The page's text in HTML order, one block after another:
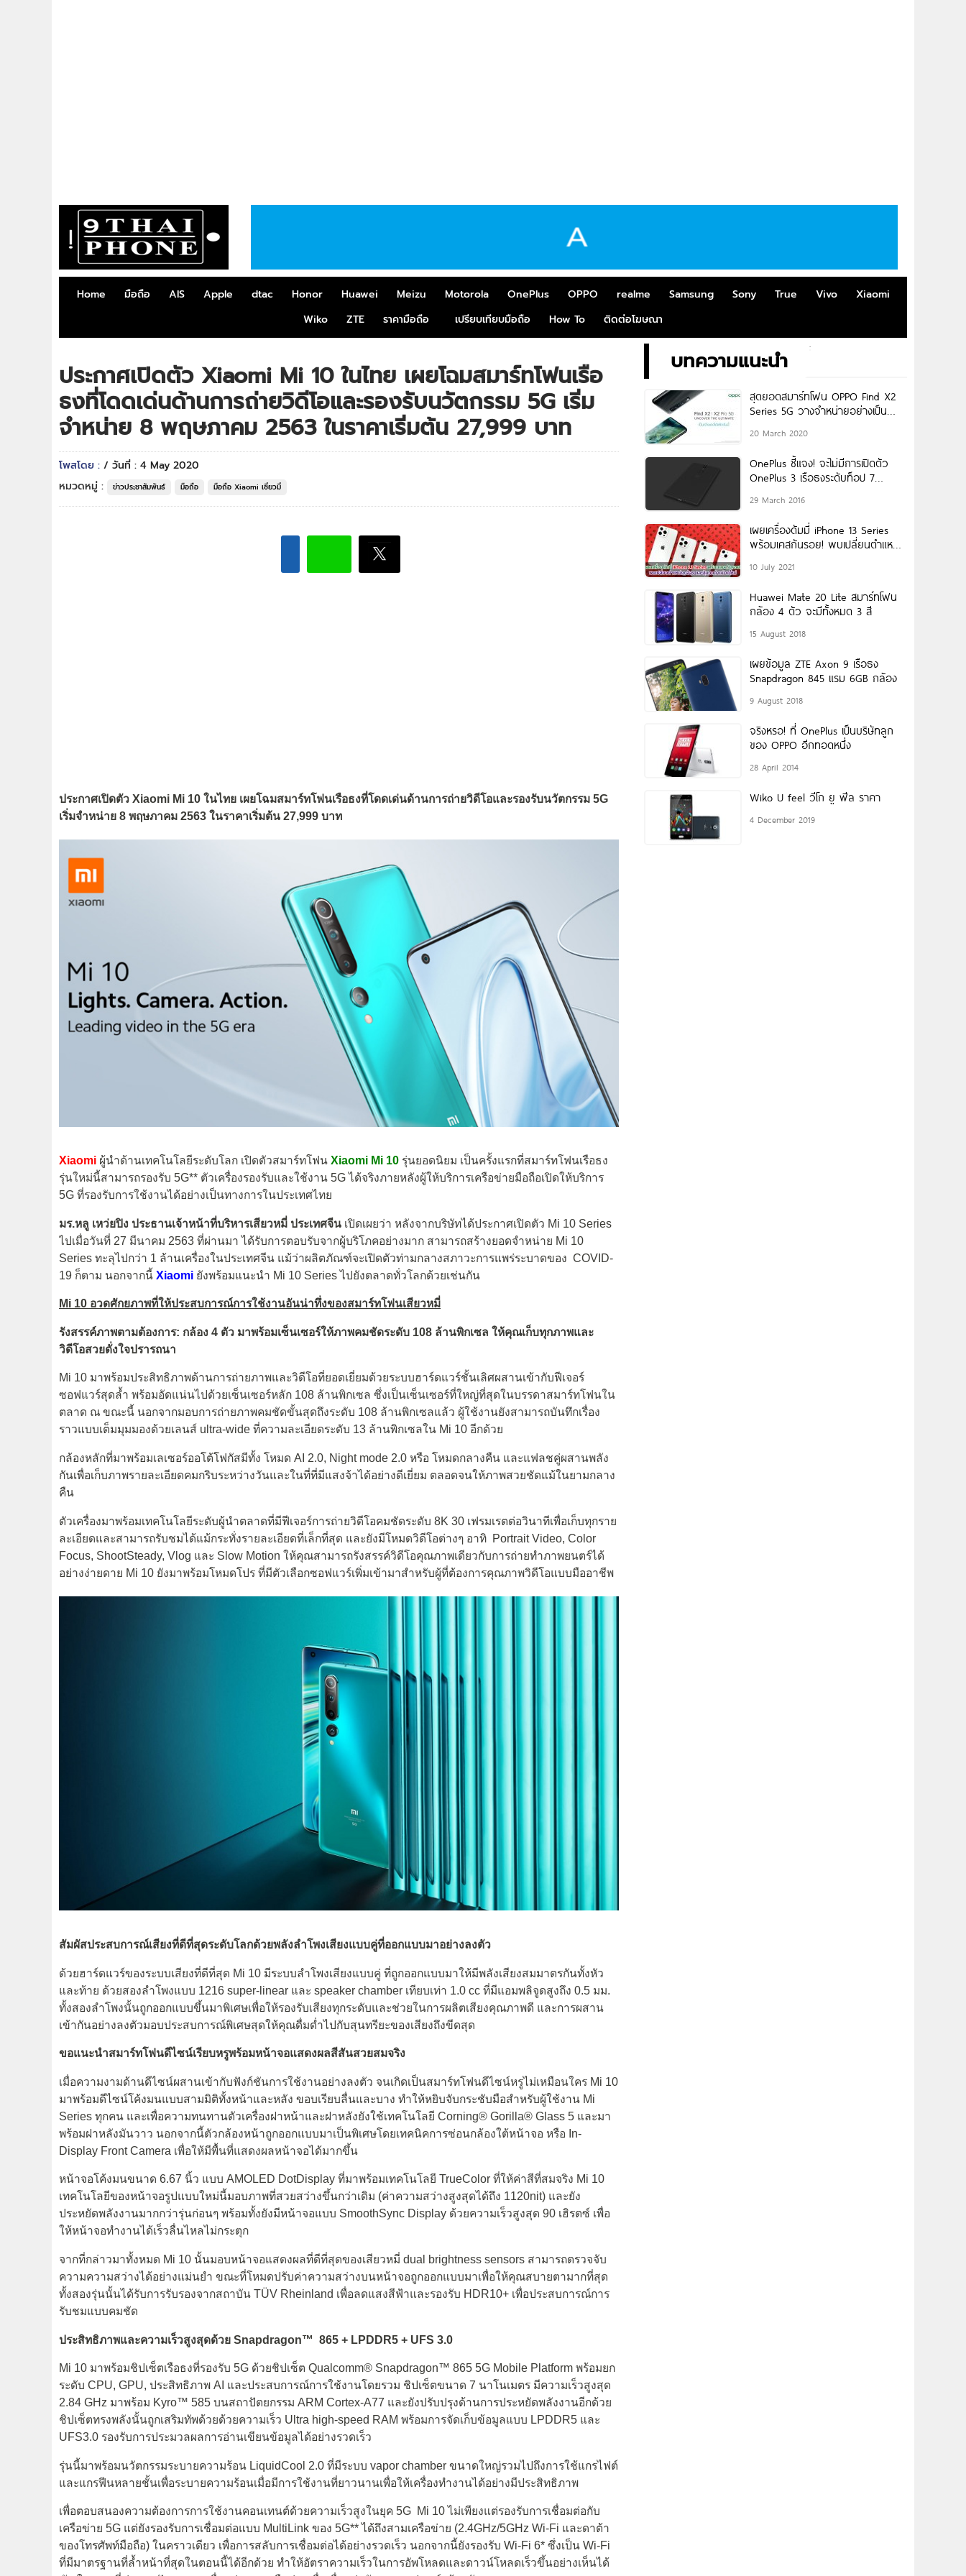
Home มือถือ AIS Apple dtac Honor Huawei Meizu Motorola OnePlus OPPO realme Samsung Sony True Vivo
Xiaomi
Wiko
ZTE ราคามือถือ เปรียบเทียบมือถือ How To ติดต่อโฆษณา
ประกาศเปิดตัว Xiaomi Mi 10 ในไทย เผยโฉมสมาร์ทโฟนเรือ
ธงที่โดดเด่นด้านการถ่ายวิดีโอและรองรับนวัตกรรม 5G เริ่ม
จำหน่าย 8 พฤษภาคม 2563 ในราคาเริ่มต้น 27,999 บาท
โพสโดย : / วันที่ : 4 May 2020
หมวดหมู่ :
ข่าวประชาสัมพันธ์ มือถือ มือถือ Xiaomi เซี่ยวมี่
ประกาศเปิดตัว Xiaomi Mi 10 ในไทย เผยโฉมสมาร์ทโฟนเรือธงที่โดดเด่นด้านการถ่ายวิดีโอและรองรับนวัตกรรม 5G
เริ่มจำหน่าย 8 พฤษภาคม 2563 ในราคาเริ่มต้น 27,999 บาท
Xiaomi ผู้นำด้านเทคโนโลยีระดับโลก เปิดตัวสมาร์ทโฟน Xiaomi Mi 10 รุ่นยอดนิยม เป็นครั้งแรกที่สมาร์ทโฟนเรือธง
รุ่นใหม่นี้สามารถรองรับ 5G** ตัวเครื่องรองรับและใช้งาน 5G ได้จริงภายหลังผู้ให้บริการเครือข่ายมือถือเปิดให้บริการ
5G ที่รองรับการใช้งานได้อย่างเป็นทางการในประเทศไทย
มร.หลู เหว่ยปิง ประธานเจ้าหน้าที่บริหารเสียวหมี่ ประเทศจีน เปิดเผยว่า หลังจากบริษัทได้ประกาศเปิดตัว Mi 10 Series
ไปเมื่อวันที่ 27 มีนาคม 2563 ที่ผ่านมา ได้รับการตอบรับจากผู้บริโภคอย่างมาก สามารถสร้างยอดจำหน่าย Mi 10
Series ทะลุไปกว่า 1 ล้านเครื่องในประเทศจีน แม้ว่าผลิตภัณฑ์จะเปิดตัวท่ามกลางสภาวะการแพร่ระบาดของ COVID-
19 ก็ตาม นอกจากนี้ Xiaomi ยังพร้อมแนะนำ Mi 10 Series ไปยังตลาดทั่วโลกด้วยเช่นกัน
Mi 10 อวดศักยภาพที่ให้ประสบการณ์การใช้งานอันน่าทึ่งของสมาร์ทโฟนเสียวหมี่
รังสรรค์ภาพตามต้องการ: กล้อง 4 ตัว มาพร้อมเซ็นเซอร์ให้ภาพคมชัดระดับ 108 ล้านพิกเซล ให้คุณเก็บทุกภาพและ
วิดีโอสวยดั่งใจปรารถนา
Mi 10 มาพร้อมประสิทธิภาพด้านการถ่ายภาพและวิดีโอที่ยอดเยี่ยมด้วยระบบฮาร์ดแวร์ชั้นเลิศผสานเข้ากับฟีเจอร์
ซอฟแวร์สุดล้ำ พร้อมอัดแน่นไปด้วยเซ็นเซอร์หลัก 108 ล้านพิกเซล ซึ่งเป็นเซ็นเซอร์ที่ใหญ่ที่สุดในบรรดาสมาร์ทโฟนใน
ตลาด ณ ขณะนี้ นอกจากมอบการถ่ายภาพคมชัดขั้นสุดถึงระดับ 108 ล้านพิกเซลแล้ว ผู้ใช้งานยังสามารถบันทึกเรื่อง
ราวแบบเต็มมุมมองด้วยเลนส์ ultra-wide ที่ความละเอียดระดับ 13 ล้านพิกเซลใน Mi 10 อีกด้วย
กล้องหลักที่มาพร้อมเลเซอร์ออโต้โฟกัสมีทั้ง โหมด AI 2.0, Night mode 2.0 หรือ โหมดกลางคืน และแฟลชคู่ผสานพลัง
กันเพื่อเก็บภาพรายละเอียดคมกริบระหว่างวันและในที่ที่มีแสงจ้าได้อย่างดีเยี่ยม ตลอดจนให้ภาพสวยชัดแม้ในยามกลาง
คืน
ตัวเครื่องมาพร้อมเทคโนโลยีระดับผู้นำตลาดที่มีฟีเจอร์การถ่ายวิดีโอคมชัดระดับ 8K 30 เฟรมเรตต่อวินาทีเพื่อเก็บทุกราย
ละเอียดและสามารถรับชมได้แม้กระทั่งรายละเอียดที่เล็กที่สุด และยังมีโหมดวิดีโอต่างๆ อาทิ Portrait Video, Color
Focus, ShootSteady, Vlog และ Slow Motion ให้คุณสามารถรังสรรค์วิดีโอคุณภาพเดียวกับการถ่ายทำภาพยนตร์ได้
อย่างง่ายดาย Mi 10 ยังมาพร้อมโหมดโปร ที่มีตัวเลือกซอฟแวร์เพิ่มเข้ามาสำหรับผู้ที่ต้องการคุณภาพวิดีโอแบบมืออาชีพ
สัมผัสประสบการณ์เสียงที่ดีที่สุดระดับโลกด้วยพลังลำโพงเสียงแบบคู่ที่ออกแบบมาอย่างลงตัว
ด้วยฮาร์ดแวร์ของระบบเสียงที่ดีที่สุด Mi 10 มีระบบลำโพงเสียงแบบคู่ ที่ถูกออกแบบมาให้มีพลังเสียงสมมาตรกันทั้งหัว
และท้าย ด้วยสองลำโพงแบบ 1216 super-linear และ speaker chamber เทียบเท่า 1.0 cc ที่มีแอมพลิจูดสูงถึง 0.5 มม.
ทั้งสองลำโพงนั้นถูกออกแบบขึ้นมาพิเศษเพื่อให้รองรับเสียงทุกระดับและช่วยในการผลิตเสียงคุณภาพดี และการผสาน
เข้ากันอย่างลงตัวมอบประสบการณ์พิเศษสุดให้คุณดื่มด่ำไปกับสุนทรียะของเสียงถึงขีดสุด
ขอแนะนำสมาร์ทโฟนดีไซน์เรียบหรูพร้อมหน้าจอแสดงผลสีสันสวยสมจริง
เมื่อความงามด้านดีไซน์ผสานเข้ากับฟังก์ชันการใช้งานอย่างลงตัว จนเกิดเป็นสมาร์ทโฟนดีไซน์หรูไม่เหมือนใคร Mi 10
มาพร้อมดีไซน์โค้งมนแบบสามมิติทั้งหน้าและหลัง ขอบเรียบลื่นและบาง ทำให้หยิบจับกระชับมือสำหรับผู้ใช้งาน Mi
Series ทุกคน และเพื่อความทนทานตัวเครื่องฝาหน้าและฝาหลังยังใช้เทคโนโลยี Corning® Gorilla® Glass 5 และมา
พร้อมฝาหลังมันวาว นอกจากนี้ตัวกล้องหน้าถูกออกแบบมาเป็นพิเศษโดยเทคนิคการซ่อนกล้องใต้หน้าจอ หรือ In-
Display Front Camera เพื่อให้มีพื้นที่แสดงผลหน้าจอได้มากขึ้น
หน้าจอโค้งมนขนาด 6.67 นิ้ว แบบ AMOLED DotDisplay ที่มาพร้อมเทคโนโลยี TrueColor ที่ให้ค่าสีที่สมจริง Mi 10
เทคโนโลยีของหน้าจอรูปแบบใหม่นี้มอบภาพที่สวยสว่างขึ้นกว่าเดิม (ค่าความสว่างสูงสุดได้ถึง 1120nit) และยัง
ประหยัดพลังงานมากกว่ารุ่นก่อนๆ พร้อมทั้งยังมีหน้าจอแบบ SmoothSync Display ด้วยความเร็วสูงสุด 90 เฮิรตซ์ เพื่อ
ให้หน้าจอทำงานได้เร็วลื่นไหลไม่กระตุก
จากที่กล่าวมาทั้งหมด Mi 10 นั้นมอบหน้าจอแสดงผลที่ดีที่สุดของเสียวหมี่ dual brightness sensors สามารถตรวจจับ
ความความสว่างได้อย่างแม่นยำ ขณะที่โหมดปรับค่าความสว่างบนหน้าจอถูกออกแบบมาเพื่อให้คุณสบายตามากที่สุด
ทั้งสองรุ่นนั้นได้รับการรับรองจากสถาบัน TÜV Rheinland เพื่อลดแสงสีฟ้าและรองรับ HDR10+ เพื่อประสบการณ์การ
รับชมแบบคมชัด
ประสิทธิภาพและความเร็วสูงสุดด้วย Snapdragon™ 865 + LPDDR5 + UFS 3.0
Mi 10 มาพร้อมชิปเซ็ตเรือธงที่รองรับ 5G ด้วยชิปเซ็ต Qualcomm® Snapdragon™ 865 5G Mobile Platform พร้อมยก
ระดับ CPU, GPU, ประสิทธิภาพ AI และประสบการณ์การใช้งานโดยรวม ชิปเซ็ตขนาด 7 นาโนเมตร มีความเร็วสูงสุด
2.84 GHz มาพร้อม Kyro™ 585 บนสถาปัตยกรรม ARM Cortex-A77 และยังปรับปรุงด้านการประหยัดพลังงานอีกด้วย
ชิปเซ็ตทรงพลังนั้นถูกเสริมทัพด้วยด้วยความเร็ว Ultra high-speed RAM พร้อมการจัดเก็บข้อมูลแบบ LPDDR5 และ
UFS3.0 รองรับการประมวลผลการอ่านเขียนข้อมูลได้อย่างรวดเร็ว
รุ่นนี้มาพร้อมนวัตกรรมระบายความร้อน LiquidCool 2.0 ที่มีระบบ vapor chamber ขนาดใหญ่รวมไปถึงการใช้แกรไฟต์
และแกรฟีนหลายชั้นเพื่อระบายความร้อนเมื่อมีการใช้งานที่ยาวนานเพื่อให้เครื่องทำงานได้อย่างมีประสิทธิภาพ
เพื่อตอบสนองความต้องการการใช้งานคอนเทนต์ด้วยความเร็วสูงในยุค 5G Mi 10 ไม่เพียงแต่รองรับการเชื่อมต่อกับ
เครือข่าย 5G แต่ยังรองรับการเชื่อมต่อแบบ MultiLink ของ 5G** ได้ถึงสามเครือข่าย (2.4GHz/5GHz Wi-Fi และดาต้า
ของโทรศัพท์มือถือ) ในคราวเดียว เพื่อการสลับการเชื่อมต่อได้อย่างรวดเร็ว นอกจากนี้ยังรองรับ Wi-Fi 6* ซึ่งเป็น Wi-Fi
ที่มีมาตรฐานที่ล้ำหน้าที่สุดในตอนนี้ได้อีกด้วย ทำให้อัตราความเร็วในการอัพโหลดและดาวน์โหลดเร็วขึ้นอย่างเห็นได้
บทความแนะนำ
สุดยอดสมาร์ทโฟน OPPO Find X2
Series 5G วางจำหน่ายอย่างเป็น
20 March 2020
OnePlus ชี้แจง! จะไม่มีการเปิดตัว
OnePlus 3 เรือธงระดับท็อป 7
29 March 2016
เผยเครื่องดัมมี่ iPhone 13 Series
พร้อมเคสกันรอย! พบเปลี่ยนตำแหน่ง
10 July 2021
Huawei Mate 20 Lite สมาร์ทโฟน
กล้อง 4 ตัว จะมีทั้งหมด 3 สี
15 August 2018
เผยข้อมูล ZTE Axon 9 เรือธง
Snapdragon 845 แรม 6GB กล้อง
9 August 2018
จริงหรอ! ที่ OnePlus เป็นบริษัทลูก
ของ OPPO อีกทอดหนึ่ง
28 April 2014
Wiko U feel วีโก ยู ฟีล ราคา
4 December 2019